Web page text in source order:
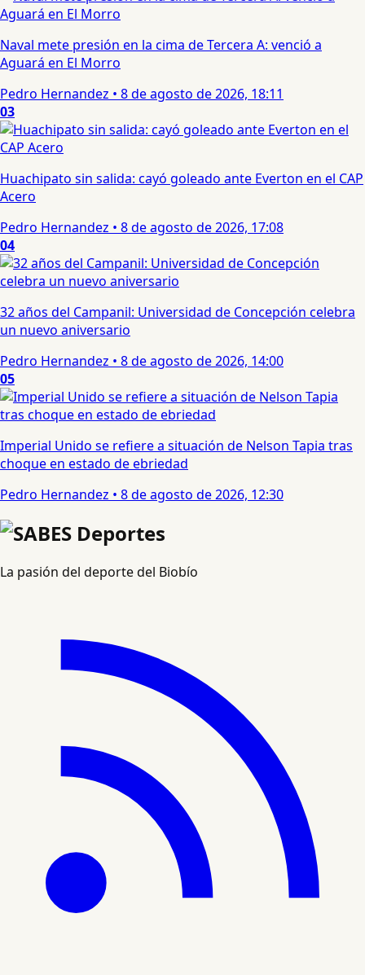
Naval mete presión en la cima de Tercera A: venció a
Aguará en El Morro
Pedro Hernandez • 8 de agosto de 2026, 18:11
03
Huachipato sin salida: cayó goleado ante Everton en el CAP
Acero
Pedro Hernandez • 8 de agosto de 2026, 17:08
04
32 años del Campanil: Universidad de Concepción celebra
un nuevo aniversario
Pedro Hernandez • 8 de agosto de 2026, 14:00
05
Imperial Unido se refiere a situación de Nelson Tapia tras
choque en estado de ebriedad
Pedro Hernandez • 8 de agosto de 2026, 12:30
La pasión del deporte del Biobío